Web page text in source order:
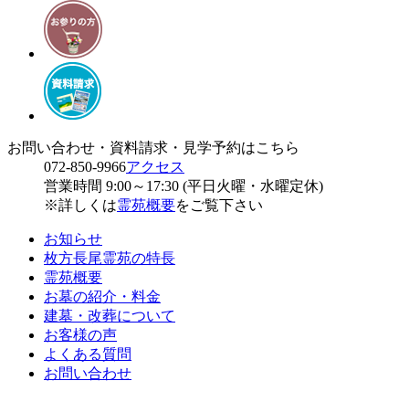
お問い合わせ・資料請求・見学予約はこちら
072-850-9966アクセス
営業時間 9:00～17:30 (平日火曜・水曜定休)
※詳しくは霊苑概要をご覧下さい
お知らせ
枚方長尾霊苑の特長
霊苑概要
お墓の紹介・料金
建墓・改葬について
お客様の声
よくある質問
お問い合わせ